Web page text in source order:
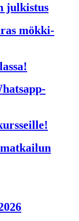
julkistus
mökki­